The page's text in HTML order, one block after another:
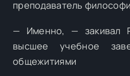
преподаватель
— Именно, — закивал
высшее учебное
общежитиями